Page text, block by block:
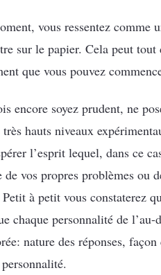
vous ressentez comme
sur le papier. Cela peut
que vous pouvez
encore soyez prudent, ne
très hauts niveaux
l’esprit lequel, dans ce
de vos propres problèmes ou
à petit vous constaterez
chaque personnalité de
nature des réponses,